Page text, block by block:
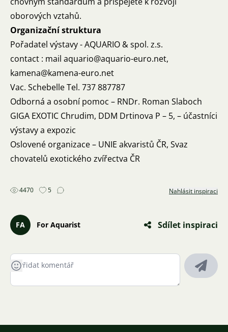
oborových vztahů.
Organizační struktura
Pořadatel výstavy - AQUARIO & spol. z.s.
contact : mail aquario@aquario-euro.net,
kamena@kamena-euro.net
Vac. Schebelle Tel. 737 887787
Odborná a osobní pomoc – RNDr. Roman Slaboch
GIGA EXOTIC Chrudim, DDM Drtinova P – 5, – účastníci
výstavy a expozic
Oslovené organizace – UNIE akvaristů ČR, Svaz
chovatelů exotického zvířectva ČR
4470 5 Nahlásit inspiraci
FA For Aquarist Sdílet inspiraci